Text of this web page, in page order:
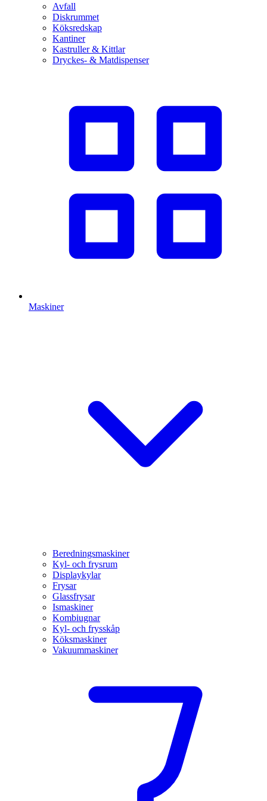
Avfall
Diskrummet
Köksredskap
Kantiner
Kastruller & Kittlar
Dryckes- & Matdispenser
Maskiner
Beredningsmaskiner
Kyl- och frysrum
Displaykylar
Frysar
Glassfrysar
Ismaskiner
Kombiugnar
Kyl- och frysskåp
Köksmaskiner
Vakuummaskiner